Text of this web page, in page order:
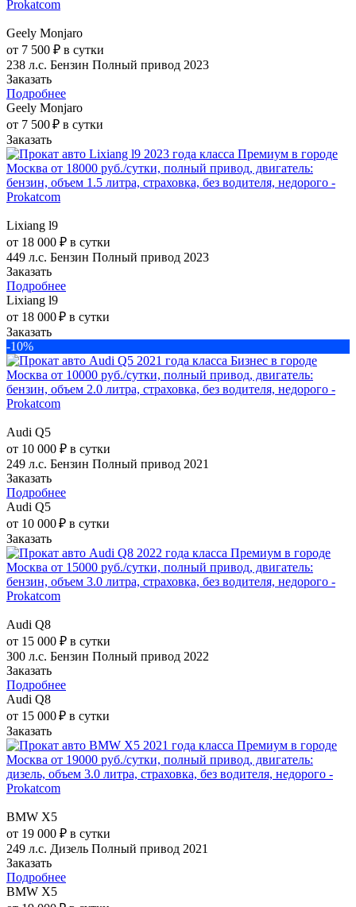
Geely Monjaro
от 7 500 ₽ в сутки
238 л.с. Бензин Полный привод 2023
Заказать
Подробнее
Geely Monjaro
от 7 500 ₽ в сутки
Заказать
Lixiang l9
от 18 000 ₽ в сутки
449 л.с. Бензин Полный привод 2023
Заказать
Подробнее
Lixiang l9
от 18 000 ₽ в сутки
Заказать
-10%
Audi Q5
от 10 000 ₽ в сутки
249 л.с. Бензин Полный привод 2021
Заказать
Подробнее
Audi Q5
от 10 000 ₽ в сутки
Заказать
Audi Q8
от 15 000 ₽ в сутки
300 л.с. Бензин Полный привод 2022
Заказать
Подробнее
Audi Q8
от 15 000 ₽ в сутки
Заказать
BMW X5
от 19 000 ₽ в сутки
249 л.с. Дизель Полный привод 2021
Заказать
Подробнее
BMW X5